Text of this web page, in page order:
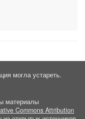
могла устареть.
материалы
Commons Attribution